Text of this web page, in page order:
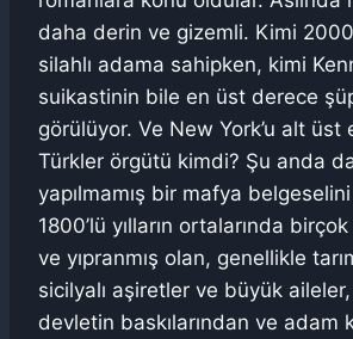
daha derin ve gizemli. Kimi
silahlı adama sahipken, kimi
suikastinin bile en üst derece
görülüyor. Ve New York’u alt üst
Türkler örgütü kimdi? Şu anda
yapılmamış bir mafya
1800’lü yılların ortalarında
ve yıpranmış olan, genellikle
sicilyalı aşiretler ve büyük aileler,
devletin baskılarından ve adam